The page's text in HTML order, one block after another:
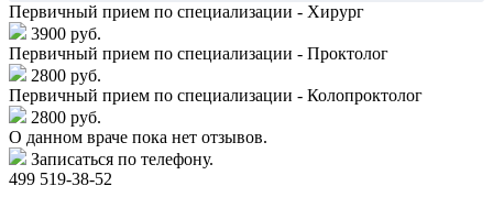
Первичный прием по специализации - Хирург
3900 руб.
Первичный прием по специализации - Проктолог
2800 руб.
Первичный прием по специализации - Колопроктолог
2800 руб.
О данном враче пока нет отзывов.
Записаться по телефону.
499 519-38-52